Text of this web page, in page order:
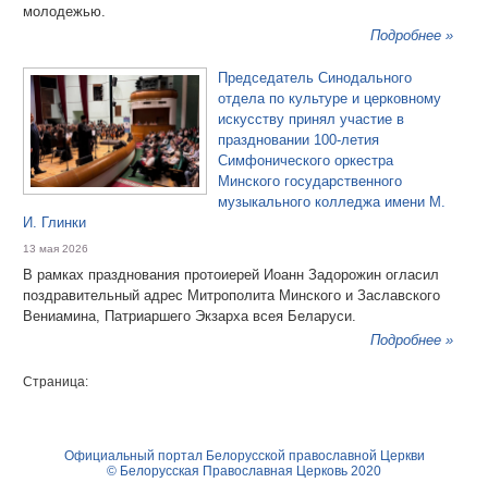
молодежью.
Подробнее »
Председатель Синодального
отдела по культуре и церковному
искусству принял участие в
праздновании 100-летия
Симфонического оркестра
Минского государственного
музыкального колледжа имени М.
И. Глинки
13 мая 2026
В рамках празднования протоиерей Иоанн Задорожин огласил
поздравительный адрес Митрополита Минского и Заславского
Вениамина, Патриаршего Экзарха всея Беларуси.
Подробнее »
Страница:
Официальный портал Белорусской православной Церкви
© Белорусская Православная Церковь 2020